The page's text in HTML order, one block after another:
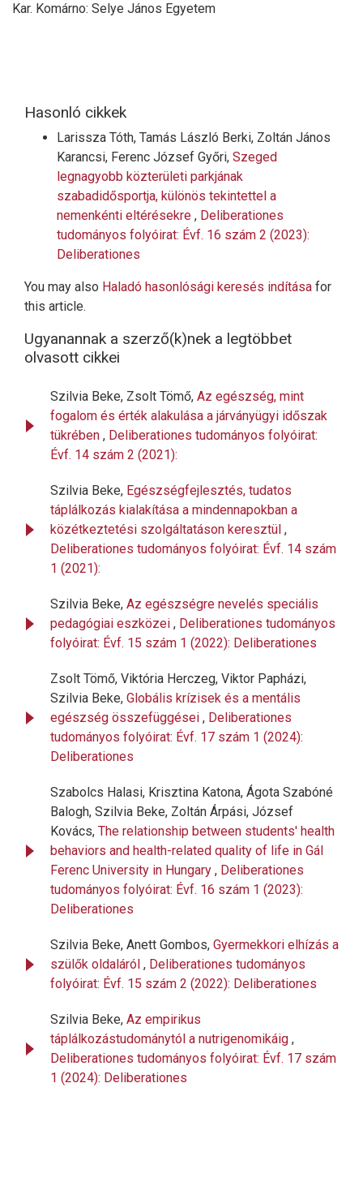
Kar. Komárno: Selye János Egyetem
Hasonló cikkek
Larissza Tóth, Tamás László Berki, Zoltán János
Karancsi, Ferenc József Győri, Szeged
legnagyobb közterületi parkjának
szabadidősportja, különös tekintettel a
nemenkénti eltérésekre , Deliberationes
tudományos folyóirat: Évf. 16 szám 2 (2023):
Deliberationes
You may also Haladó hasonlósági keresés indítása for
this article.
Ugyanannak a szerző(k)nek a legtöbbet
olvasott cikkei
Szilvia Beke, Zsolt Tömő, Az egészség, mint
fogalom és érték alakulása a járványügyi időszak
tükrében , Deliberationes tudományos folyóirat:
Évf. 14 szám 2 (2021):
Szilvia Beke, Egészségfejlesztés, tudatos
táplálkozás kialakítása a mindennapokban a
közétkeztetési szolgáltatáson keresztül ,
Deliberationes tudományos folyóirat: Évf. 14 szám
1 (2021):
Szilvia Beke, Az egészségre nevelés speciális
pedagógiai eszközei , Deliberationes tudományos
folyóirat: Évf. 15 szám 1 (2022): Deliberationes
Zsolt Tömő, Viktória Herczeg, Viktor Papházi,
Szilvia Beke, Globális krízisek és a mentális
egészség összefüggései , Deliberationes
tudományos folyóirat: Évf. 17 szám 1 (2024):
Deliberationes
Szabolcs Halasi, Krisztina Katona, Ágota Szabóné
Balogh, Szilvia Beke, Zoltán Árpási, József
Kovács, The relationship between students' health
behaviors and health-related quality of life in Gál
Ferenc University in Hungary , Deliberationes
tudományos folyóirat: Évf. 16 szám 1 (2023):
Deliberationes
Szilvia Beke, Anett Gombos, Gyermekkori elhízás a
szülők oldaláról , Deliberationes tudományos
folyóirat: Évf. 15 szám 2 (2022): Deliberationes
Szilvia Beke, Az empirikus
táplálkozástudománytól a nutrigenomikáig ,
Deliberationes tudományos folyóirat: Évf. 17 szám
1 (2024): Deliberationes